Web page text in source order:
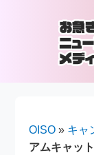
OISO » キャ
アムキャッ